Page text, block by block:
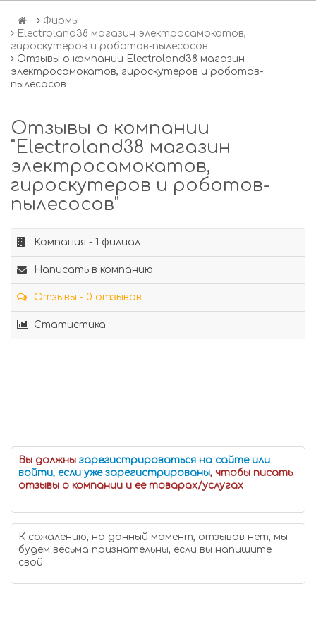
Фирмы
Electroland38 магазин электросамокатов,
гироскутеров и роботов-пылесосов
Отзывы о компании Electroland38 магазин
электросамокатов, гироскутеров и роботов-
пылесосов
Отзывы о компании
"Electroland38 магазин
электросамокатов,
гироскутеров и роботов-
пылесосов"
Компания - 1 филиал
Написать в компанию
Отзывы - 0 отзывов
Статистика
Вы должны зарегистрироваться на сайте или
войти, если уже зарегистрированы, чтобы писать
отзывы о компании и ее товарах/услугах
К сожалению, на данный момент, отзывов нет, мы
будем весьма признательны, если вы напишите
свой